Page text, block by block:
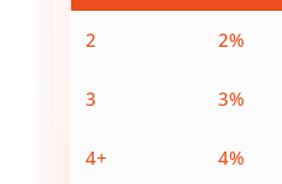
2 2%
3 3%
4+ 4%